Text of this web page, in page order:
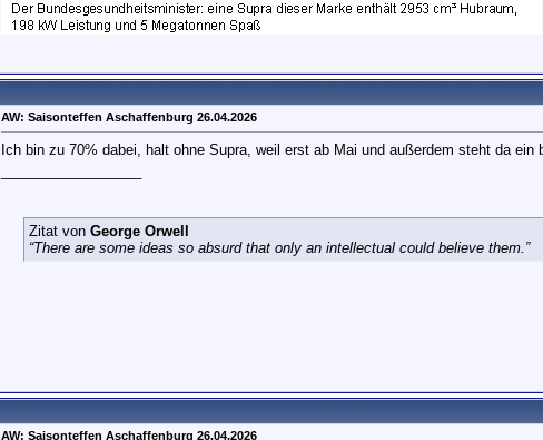
AW: Saisonteffen Aschaffenburg 26.04.2026
Ich bin zu 70% dabei, halt ohne Supra, weil erst ab Mai und außerdem steht da
Zitat von George Orwell
“There are some ideas so absurd that only an intellectual could believe them.”
AW: Saisonteffen Aschaffenburg 26.04.2026